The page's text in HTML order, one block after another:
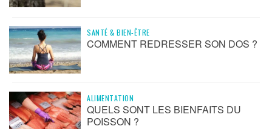
SANTÉ & BIEN-ÊTRE
COMMENT REDRESSER SON DOS ?
ALIMENTATION
QUELS SONT LES BIENFAITS DU
POISSON ?